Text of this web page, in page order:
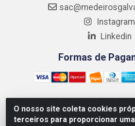
O nosso site coleta cookies
terceiros para proporcionar
Instagram
Linkedin
Formas de
Medeiros Galvão Soluções LTDA -